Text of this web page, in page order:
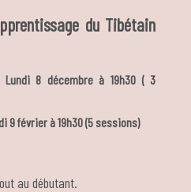
du Tibétain
8 décembre à 19h30 ( 3
9 février à 19h30 (5 sessions)
au débutant.